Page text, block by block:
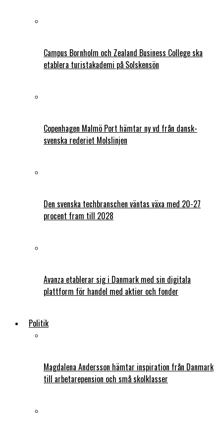
Campus Bornholm och Zealand Business College ska
etablera turistakademi på Solskensön
Copenhagen Malmö Port hämtar ny vd från dansk-
svenska rederiet Molslinjen
Den svenska techbranschen väntas växa med 20-27
procent fram till 2028
Avanza etablerar sig i Danmark med sin digitala
plattform för handel med aktier och fonder
Politik
Magdalena Andersson hämtar inspiration från Danmark
till arbetarepension och små skolklasser